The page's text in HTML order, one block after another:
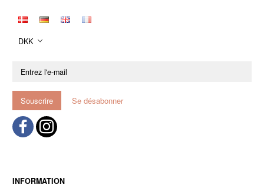
DKK
Souscrire Se désabonner
INFORMATION